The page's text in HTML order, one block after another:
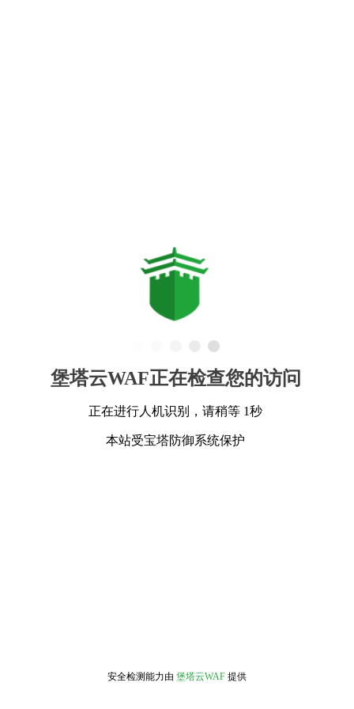
堡塔云WAF正在检查您的访问
正在进行人机识别，请稍等 1秒
本站受宝塔防御系统保护
安全检测能力由 堡塔云WAF 提供